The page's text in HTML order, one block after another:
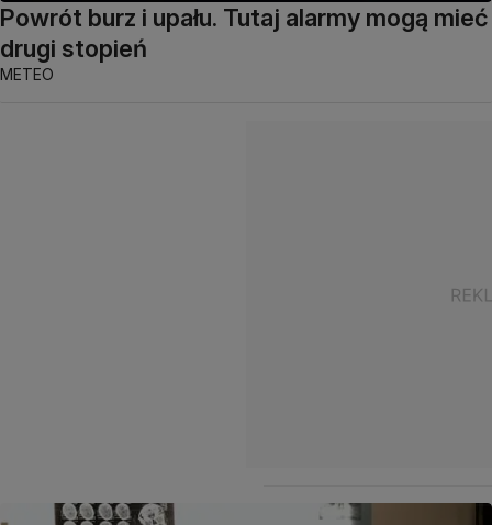
Powrót burz i upału. Tutaj alarmy mogą mieć
drugi stopień
METEO